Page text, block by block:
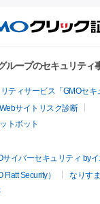
ループのセキュリティ
ティサービス「GMOセキ
Webサイトリスク診断
トボット
イバーセキュリティ byイ
Security）
なりす